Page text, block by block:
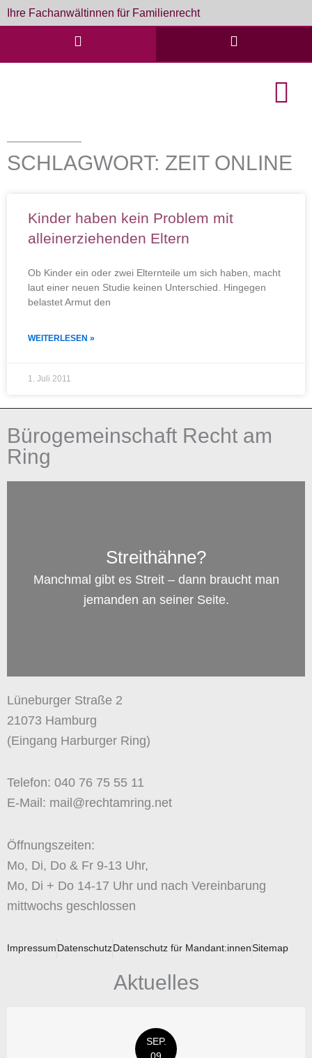
Zum
Inhalt
Ihre Fachanwältinnen für Familienrecht
SCHLAGWORT: ZEIT ONLINE
Kinder haben kein Problem mit
alleinerziehenden Eltern
Ob Kinder ein oder zwei Elternteile um sich haben, macht
laut einer neuen Studie keinen Unterschied. Hingegen
belastet Armut den
WEITERLESEN »
1. Juli 2011
Bürogemeinschaft Recht am
Ring
Streithähne?
Manchmal gibt es Streit – dann braucht man
jemanden an seiner Seite.
Lüneburger Straße 2
21073 Hamburg
(Eingang Harburger Ring)
Telefon: 040 76 75 55 11
E-Mail: mail@rechtamring.net
Öffnungszeiten:
Mo, Di, Do & Fr 9-13 Uhr,
Mo, Di + Do 14-17 Uhr und nach Vereinbarung
mittwochs geschlossen
ImpressumDatenschutzDatenschutz für Mandant:innenSitemap
Aktuelles
SEP.